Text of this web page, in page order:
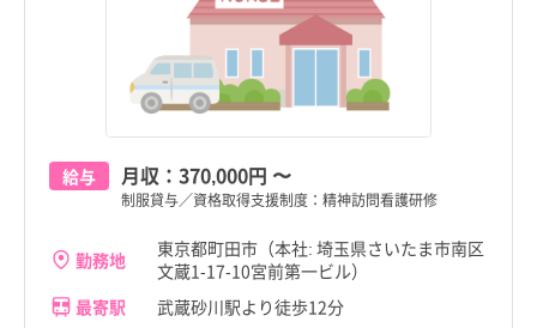
給与 月収： 370,000円 〜
制服貸与／資格取得支援制度：精神訪問看護研修
勤務地
東京都町田市（本社: 埼玉県さいたま市南区
文蔵1-17-10宮前第一ビル）
最寄駅
武蔵砂川駅より徒歩12分